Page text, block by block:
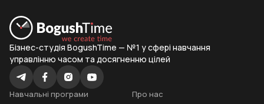
Бізнес-студія BogushTime — №1 у сфері навчання
управлінню часом та досягненню цілей
Навчальні програми Про нас